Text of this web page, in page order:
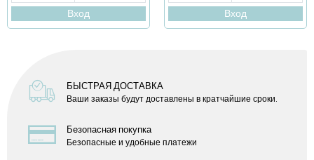
Вход Вход
БЫСТРАЯ ДОСТАВКА
Ваши заказы будут доставлены в кратчайшие сроки.
Безопасная покупка
Безопасные и удобные платежи